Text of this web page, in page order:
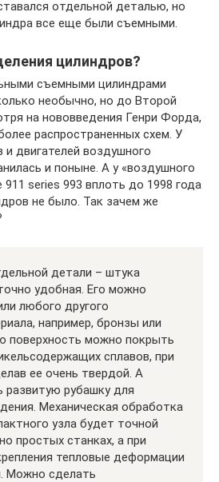
отдельной деталью, но
все еще были съемными.
цилиндров?
съемными цилиндрами
необычно, но до Второй
на нововведения Генри Форда,
распространенных схем. У
двигателей воздушного
и поныне. А у «воздушного
911 series 993 вплоть до 1998 года
не было. Так зачем же
детали – штука
удобная. Его можно
любого другого
например, бронзы или
поверхность можно покрыть
сплавов, при
ее очень твердой. А
развитую рубашку для
Механическая обработка
узла будет точной
простых станках, а при
тепловые деформации
Можно сделать